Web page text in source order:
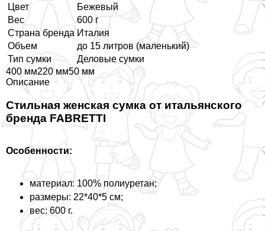
Цвет
Бежевый
Вес
600 г
Страна бренда Италия
Объем
до 15 литров (маленький)
Тип сумки
Деловые сумки
400 мм220 мм50 мм
Описание
Стильная женская сумка от итальянского
бренда FABRETTI
Особенности:
материал: 100% полиуретан;
размеры: 22*40*5 см;
вес: 600 г.